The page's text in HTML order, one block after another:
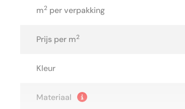
m2 per verpakking
Prijs per m2
Kleur
Materiaal